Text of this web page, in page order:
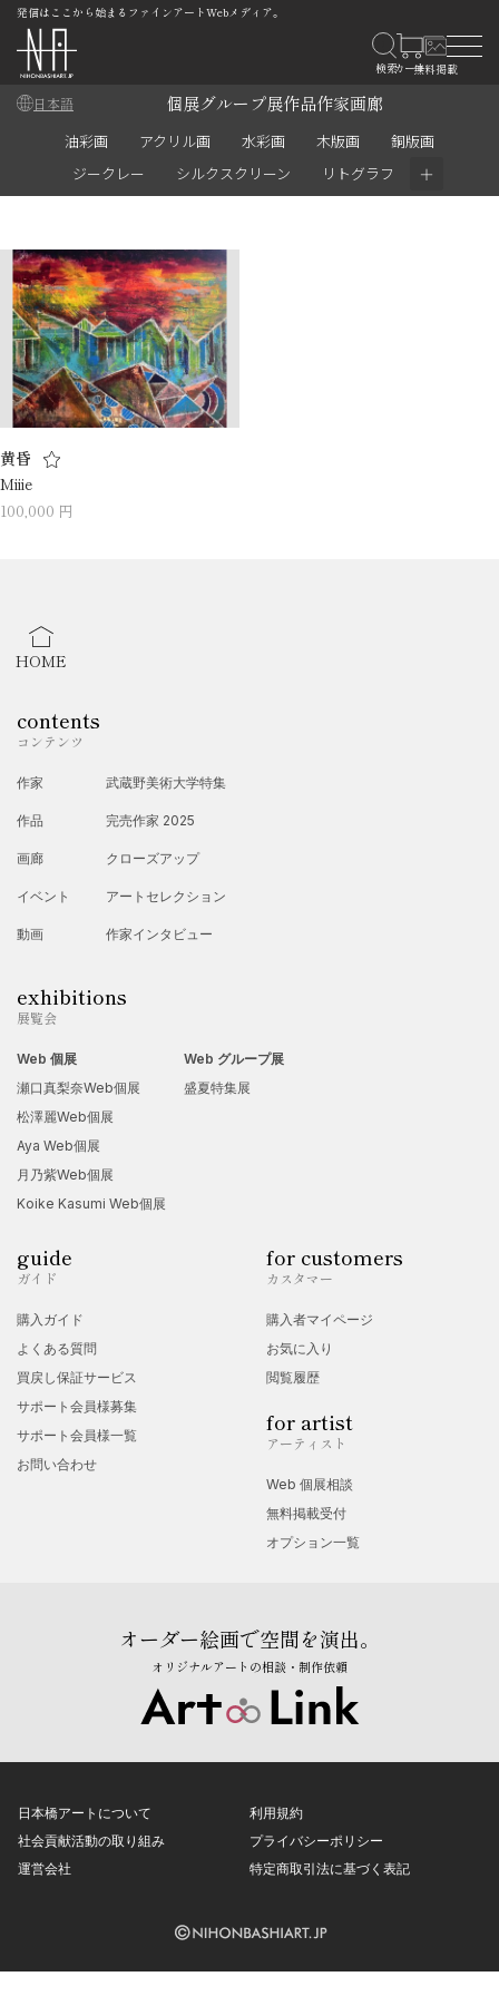
発信はここから始まるファインアートWebメディア。
日本語 個展グループ展作品作家画廊
油彩画 アクリル画 水彩画 木版画
銅版画
ジークレー
シルクスクリーン リトグラフ ＋
黄昏
Miiie
100,000 円
HOME
contents
コンテンツ
作家
作品
画廊
イベント
動画
武蔵野美術大学特集
完売作家 2025
クローズアップ
アートセレクション
作家インタビュー
exhibitions
展覧会
Web 個展
瀬口真梨奈Web個展
松澤麗Web個展
Aya Web個展
月乃紫Web個展
Koike Kasumi Web個展
Web グループ展
盛夏特集展
guide
ガイド
購入ガイド
よくある質問
買戻し保証サービス
サポート会員様募集
サポート会員様一覧
お問い合わせ
for customers
カスタマー
購入者マイページ
お気に入り
閲覧履歴
for artist
アーティスト
Web 個展相談
無料掲載受付
オプション一覧
オーダー絵画で空間を演出。
オリジナルアートの相談・制作依頼
日本橋アートについて
社会貢献活動の取り組み
運営会社
利用規約
プライバシーポリシー
特定商取引法に基づく表記